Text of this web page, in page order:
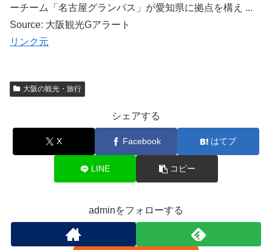
ーチーム「名古屋グランパス」が愛知県に拠点を構え ...
Source: 大阪観光Gアラート
リンク元
大阪の観光・旅行
シェアする
X Facebook はてブ
LINE コピー
adminをフォローする